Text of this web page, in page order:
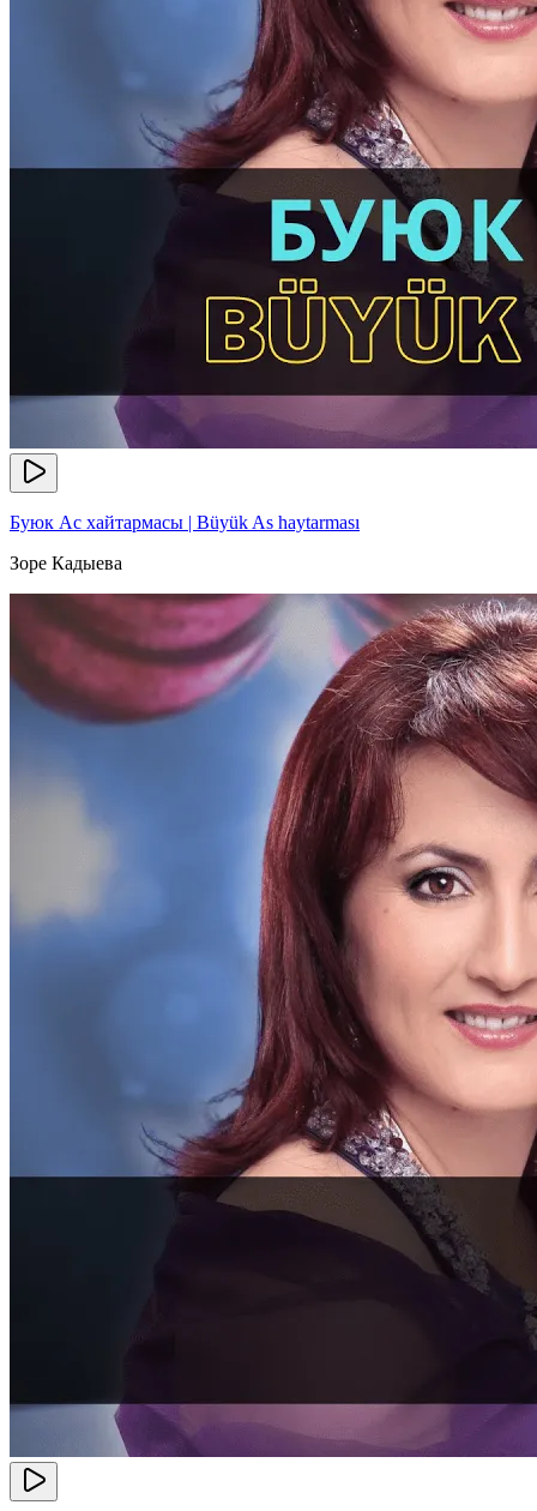
Буюк Ас хайтармасы | Büyük As haytarması
Зоре Кадыева